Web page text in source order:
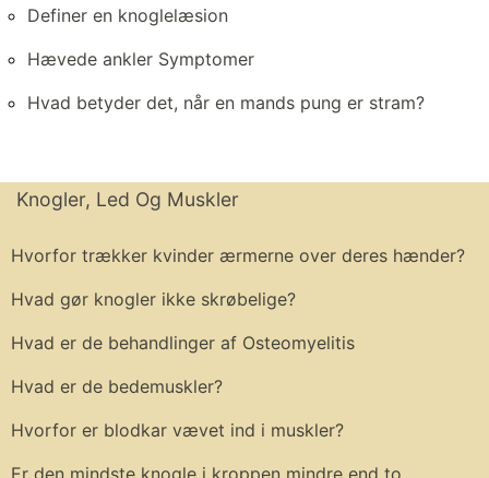
Definer en knoglelæsion
Hævede ankler Symptomer
Hvad betyder det, når en mands pung er stram?
Knogler, Led Og Muskler
Hvorfor trækker kvinder ærmerne over deres hænder?
Hvad gør knogler ikke skrøbelige?
Hvad er de behandlinger af Osteomyelitis
Hvad er de bedemuskler?
Hvorfor er blodkar vævet ind i muskler?
Er den mindste knogle i kroppen mindre end to